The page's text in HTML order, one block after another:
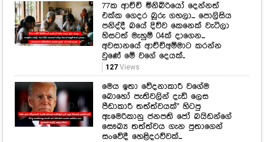
77ක ආච්චි මිනිබිරියෝ දෙන්නත්
එක්ක ගෙදර බූරු ගහලා... පොලිසිය
පනිද්දී බයේ දිව්ව කෙනෙක් වැටිලා
හිසටත් මැහුම් 04ක් දාගෙන...
අවසානයේ ආච්චිඅම්මාට කරන්න
වුණේ මේ වගේ දෙයක්..
127Views
මෙය ඉතා වේදනාකාරී වගේම
බොහෝ පැතිවලින් දැඩි ලෙස
පීඩාකාරී තත්ත්වයක්" හිටපු
ඇමෙරිකානු ජනපති ජෝ බයිඩන්ගේ
සෞඛ්‍ය තත්ත්වය ගැන පුතාගෙන්
සංවේදී හෙළිදරව්වක්...